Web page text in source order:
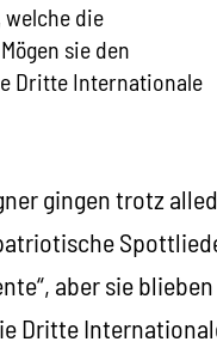
die
sie den
Dritte Internationale
gingen trotz
aber sie
Dritte